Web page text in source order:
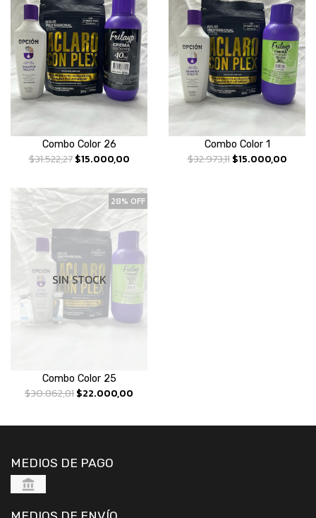
Combo Color 26
$31.522,27$15.000,00
Combo Color 1
$32.973,11$15.000,00
28% OFF
SIN STOCK
Combo Color 25
$30.862,81$22.000,00
MEDIOS DE PAGO